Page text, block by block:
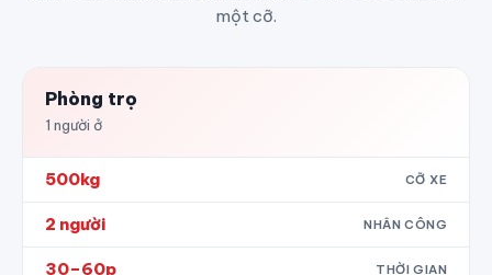
một cỡ.
Phòng trọ
1 người ở
500kg CỠ XE
2 người NHÂN CÔNG
30–60p THỜI GIAN